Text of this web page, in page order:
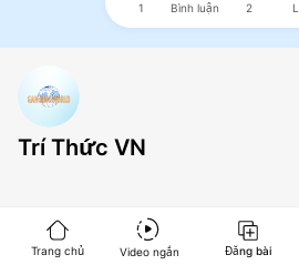
1 Bình luận 2
Trí Thức VN
Trang chủ Video ngắn Đăng bài